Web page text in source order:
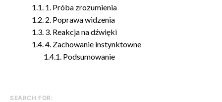
1. Próba zrozumienia
2. Poprawa widzenia
3. Reakcja na dźwięki
4. Zachowanie instynktowne
Podsumowanie
SEARCH FOR: